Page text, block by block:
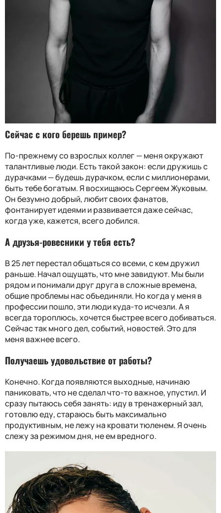
Сейчас с кого берешь пример?
По-прежнему со взрослых коллег — меня окружают
талантливые люди. Есть такой закон: если дружишь с
дурачками — будешь дурачком, если с миллионерами,
быть тебе богатым. Я восхищаюсь Сергеем Жуковым.
Он безумно добрый, любит своих фанатов,
фонтанирует идеями и развивается даже сейчас,
когда уже, кажется, всего добился.
А друзья-ровесники у тебя есть?
В 25 лет перестал общаться со всеми, с кем дружил
раньше. Начал ощущать, что мне завидуют. Мы были
рядом и понимали друг друга в сложные времена,
общие проблемы нас объединяли. Но когда у меня в
профессии пошло, эти люди куда-то исчезли. А я
всегда тороплюсь, хочется быстрее всего добиваться.
Сейчас так много дел, событий, новостей. Это для
меня важнее всего.
Получаешь удовольствие от работы?
Конечно. Когда появляются выходные, начинаю
паниковать, что не сделал что-то важное, упустил. И
сразу пытаюсь себя занять: иду в тренажерный зал,
готовлю еду, стараюсь быть максимально
продуктивным, не лежу на кровати тюленем. Я очень
слежу за режимом дня, не ем вредного.